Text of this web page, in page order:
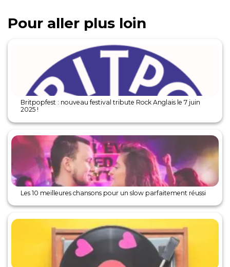
Pour aller plus loin
Britpopfest : nouveau festival tribute Rock Anglais le 7 juin
2025 !
Les 10 meilleures chansons pour un slow parfaitement réussi